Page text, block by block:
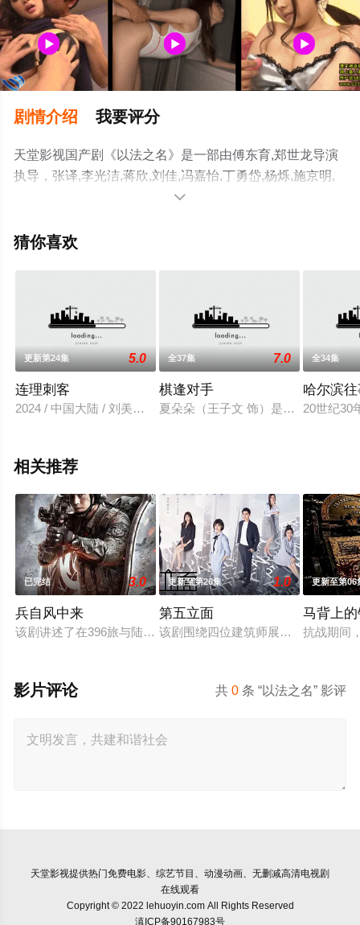
剧情介绍 我要评分
天堂影视国产剧《以法之名》是一部由傅东育,郑世龙导演
执导，张译,李光洁,蒋欣,刘佳,冯嘉怡,丁勇岱,杨烁,施京明,
王劲松,是安,任重,郝平,白冰,董晴,徐梵溪,毛俊杰,宋熹,赵煊,
冲,王艺荻,艾东,纪帅,孙强,宋楚炎,朱元浩,周劢劼,詹明君,黄
多相关信息可移步至豆瓣电视剧、电视猫或剧情网等平台

猜你喜欢
更新第24集 5.0
连理刺客
2024 / 中国大陆 / 刘美旗,程宇峰,孙妍恩,权沛伦,辜德超,包小平,
全37集 7.0
棋逢对手
夏朵朵（王子文 饰）是群星超市的
全34集
哈尔滨
20世纪30
相关推荐
已完结 3.0
兵自风中来
该剧讲述了在396旅与陆军步兵学院联合举办的小型军事演习中
更新至第26集 1.0
第五立面
该剧围绕四位建筑师展开，讲述了他
更新至第06
马背上
抗战期间
共0 条 “以法之名” 影评
影片评论
天堂影视提供热门免费电影、综艺节目、动漫动画、无删减高清电视剧
在线观看
Copyright © 2022 lehuoyin.com All Rights Reserved
滇ICP备90167983号